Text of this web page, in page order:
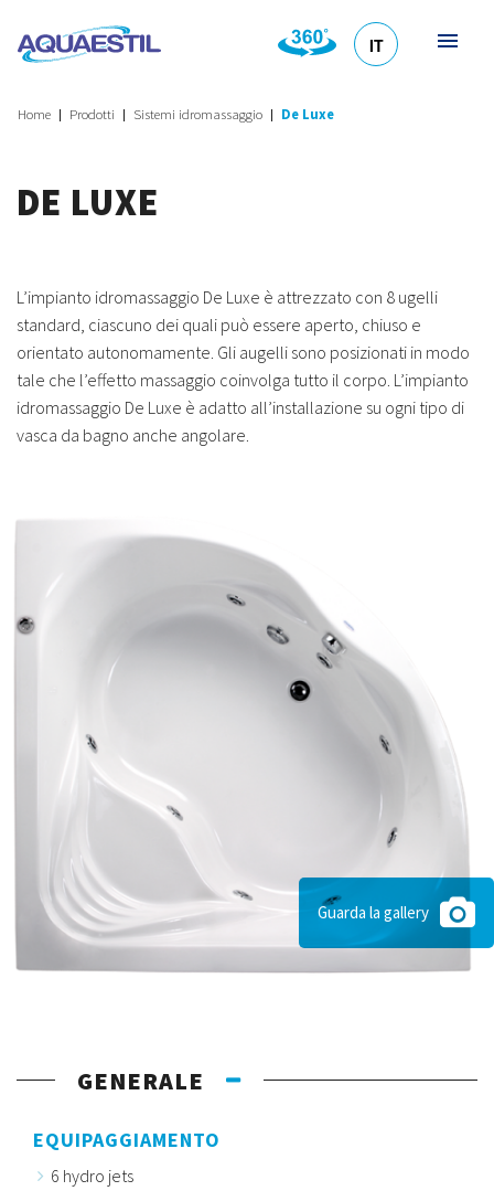
IT
Home Prodotti Sistemi idromassaggio De Luxe
DE LUXE
L’impianto idromassaggio De Luxe è attrezzato con 8 ugelli
standard, ciascuno dei quali può essere aperto, chiuso e
orientato autonomamente. Gli augelli sono posizionati in modo
tale che l’effetto massaggio coinvolga tutto il corpo. L’impianto
idromassaggio De Luxe è adatto all’installazione su ogni tipo di
vasca da bagno anche angolare.
Guarda la gallery
GENERALE
EQUIPAGGIAMENTO
6 hydro jets